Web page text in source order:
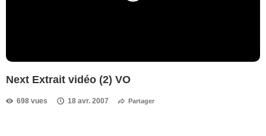
Next Extrait vidéo (2) VO
698 vues 18 avr. 2007 Partager